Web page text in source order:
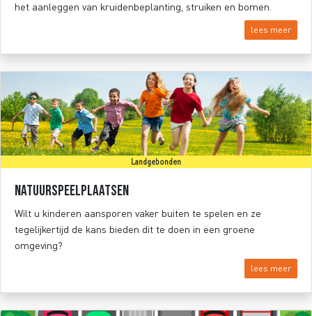
het aanleggen van kruidenbeplanting, struiken en bomen.
lees meer
Landgebonden
Natuurspeelplaatsen
Wilt u kinderen aansporen vaker buiten te spelen en ze
tegelijkertijd de kans bieden dit te doen in een groene
omgeving?
lees meer